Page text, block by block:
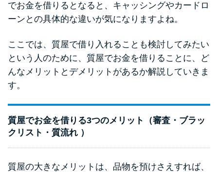
でお金を借りるとなると、キャッシングやカードロ
ーンとの具体的な違いが気になりますよね。
ここでは、質屋で借り入れることも検討してみたい
という人のために、質屋でお金を借りることに、ど
んなメリットとデメリットがあるか解説していきま
す。
質屋でお金を借りる3つのメリット（審査・ブラッ
クリスト・質流れ ）
質屋の大きなメリットは、品物を預けさえすれば、